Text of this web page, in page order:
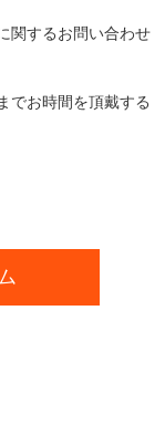
関するお問い合わせ
でお時間を頂戴する